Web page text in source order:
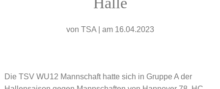
von TSA am 16.04.2023
Die TSV WU12 Mannschaft hatte sich in Gruppe A der